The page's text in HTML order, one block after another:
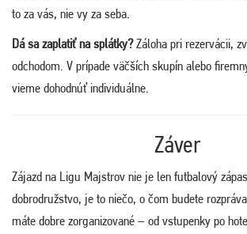
to za vás, nie vy za seba.
Dá sa zaplatiť na splátky?Záloha pri rezervácii,
odchodom. V prípade väčších skupín alebo
vieme dohodnúť individuálne.
Záver
Zájazd na Ligu Majstrov nie je len futbalový
dobrodružstvo, je to niečo, o čom budete
máte dobre zorganizované – od vstupenky po